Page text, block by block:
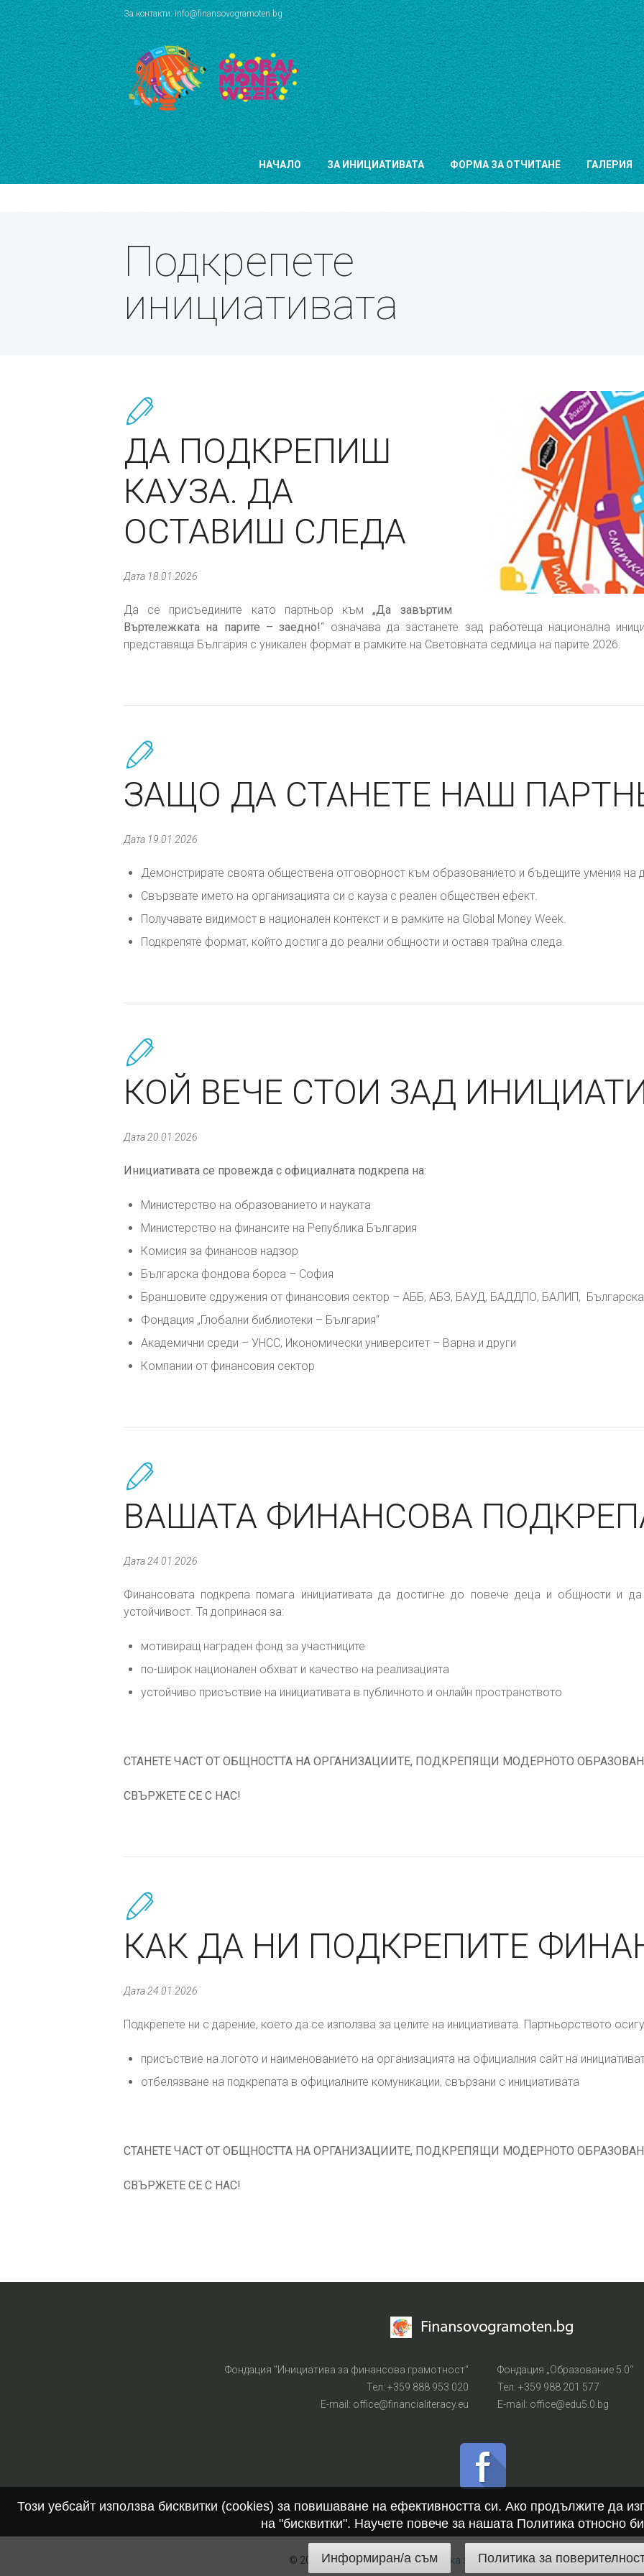
За контакти: info@finansovogramoten.bg
НАЧАЛО ЗА ИНИЦИАТИВАТА ФОРМА ЗА ОТЧИТАНЕ ГАЛЕРИЯ
Подкрепете
инициативата
ДА ПОДКРЕПИШ
КАУЗА. ДА
ОСТАВИШ СЛЕДА
Дата 18.01.2026
Да се присъедините като партньор към„Да завъртим
Въртележката на парите – заедно!“ означава да застанете зад работеща национална
представяща България с уникален формат в рамките на Световната седмица на парите 2026.
ЗАЩО ДА СТАНЕТЕ НАШ
Дата 19.01.2026
Демонстрирате своята обществена отговорност към образованието и бъдещите умения на
Свързвате името на организацията си с кауза с реален обществен ефект.
Получавате видимост в национален контекст и в рамките на Global Money Week.
Подкрепяте формат, който достига до реални общности и оставя трайна следа.
КОЙ ВЕЧЕ СТОИ ЗАД
Дата 20.01.2026
Инициативата се провежда с официалната подкрепа на:
Министерство на образованието и науката
Министерство на финансите на Република България
Комисия за финансов надзор
Българска фондова борса – София
Браншовите сдружения от финансовия сектор – АББ, АБЗ, БАУД, БАДДПО, БАЛИП, Българска
Фондация „Глобални библиотеки – България“
Академични среди – УНСС, Икономически университет – Варна и други
Компании от финансовия сектор
ВАШАТА ФИНАНСОВА
Дата 24.01.2026
Финансовата подкрепа помага инициативата да достигне до повече деца и общности и
устойчивост. Тя допринася за:
мотивиращ награден фонд за участниците
по-широк национален обхват и качество на реализацията
устойчиво присъствие на инициативата в публичното и онлайн пространството
СТАНЕТЕ ЧАСТ ОТ ОБЩНОСТТА НА ОРГАНИЗАЦИИТЕ, ПОДКРЕПЯЩИ МОДЕРНОТО
СВЪРЖЕТЕ СЕ С НАС!
КАК ДА НИ ПОДКРЕПИТЕ
Дата 24.01.2026
Подкрепете ни с дарение, което да се използва за целите на инициативата. Партньорството
присъствие на логото и наименованието на организацията на официалния сайт на
отбелязване на подкрепата в официалните комуникации, свързани с инициативата
СТАНЕТЕ ЧАСТ ОТ ОБЩНОСТТА НА ОРГАНИЗАЦИИТЕ, ПОДКРЕПЯЩИ МОДЕРНОТО
СВЪРЖЕТЕ СЕ С НАС!
Фондация „Образование 5.0“
Тел: +359 988 201 577
Е-mail: office@edu5.0.bg
Фондация "Инициатива за финансова грамотност"
Тел: +359 888 953 020
Е-mail: office@financialiteracy.eu
© 2026 All Rights Reserved. Политика за поверителност и защита на
Този уебсайт използва бисквитки (cookies) за повишаване на ефективността си. Ако продължите да
на "бисквитки". Научете повече за нашата Политика относно
Информиран/а съм Политика за